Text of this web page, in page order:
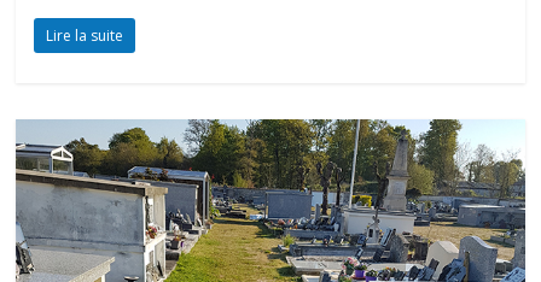
Lire la suite